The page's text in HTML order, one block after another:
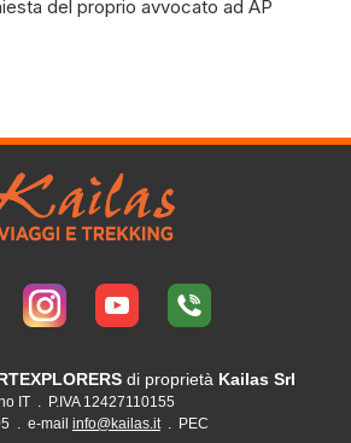
del proprio avvocato ad AP
di proprietà Kailas Srl
IT . P.IVA 12427110155
. e-mail info@kailas.it. PEC